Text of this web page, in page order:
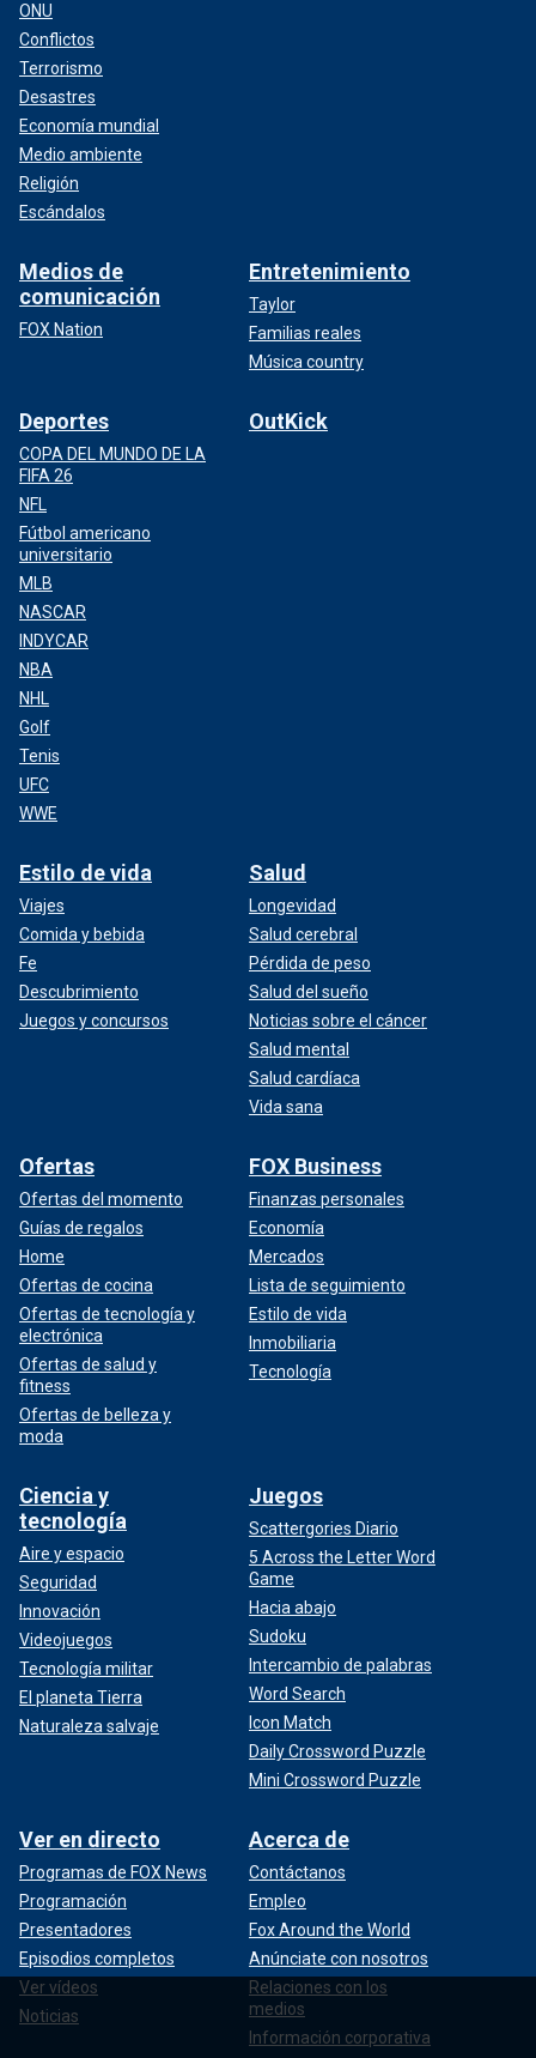
ONU
Conflictos
Terrorismo
Desastres
Economía mundial
Medio ambiente
Religión
Escándalos
Medios de
comunicación
FOX Nation
Entretenimiento
Taylor
Familias reales
Música country
Deportes
COPA DEL MUNDO DE LA
FIFA 26
NFL
Fútbol americano
universitario
MLB
NASCAR
INDYCAR
NBA
NHL
Golf
Tenis
UFC
WWE
OutKick
Estilo de vida
Viajes
Comida y bebida
Fe
Descubrimiento
Juegos y concursos
Salud
Longevidad
Salud cerebral
Pérdida de peso
Salud del sueño
Noticias sobre el cáncer
Salud mental
Salud cardíaca
Vida sana
Ofertas
Ofertas del momento
Guías de regalos
Home
Ofertas de cocina
Ofertas de tecnología y
electrónica
Ofertas de salud y
fitness
Ofertas de belleza y
moda
FOX Business
Finanzas personales
Economía
Mercados
Lista de seguimiento
Estilo de vida
Inmobiliaria
Tecnología
Ciencia y
tecnología
Aire y espacio
Seguridad
Innovación
Videojuegos
Tecnología militar
El planeta Tierra
Naturaleza salvaje
Juegos
Scattergories Diario
5 Across the Letter Word
Game
Hacia abajo
Sudoku
Intercambio de palabras
Word Search
Icon Match
Daily Crossword Puzzle
Mini Crossword Puzzle
Ver en directo
Programas de FOX News
Programación
Presentadores
Episodios completos
Ver vídeos
Noticias
Acerca de
Contáctanos
Empleo
Fox Around the World
Anúnciate con nosotros
Relaciones con los
medios
Información corporativa